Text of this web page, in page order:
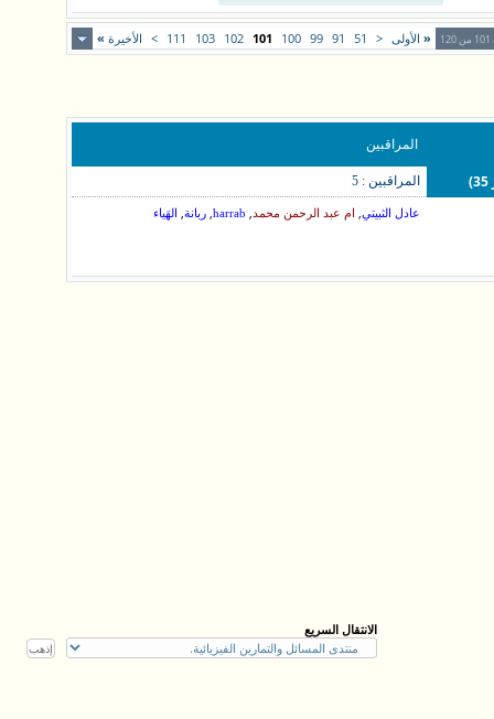
« الأولى <
51
91
99
100
101
102
103
111
> الأخيرة »
المراقبين
المراقبين : 5
عادل الثبيتي, ام عبد الرحمن محمد ,
harrab
, ربانة, الهَياء
الانتقال السريع